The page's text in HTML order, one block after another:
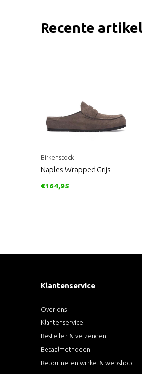
Recente
Birkenstock
Naples Wrapped Grijs
€164,95
Klantenservice
Over ons
Klantenservice
Bestellen & verzenden
Betaalmethoden
Retourneren winkel & webshop